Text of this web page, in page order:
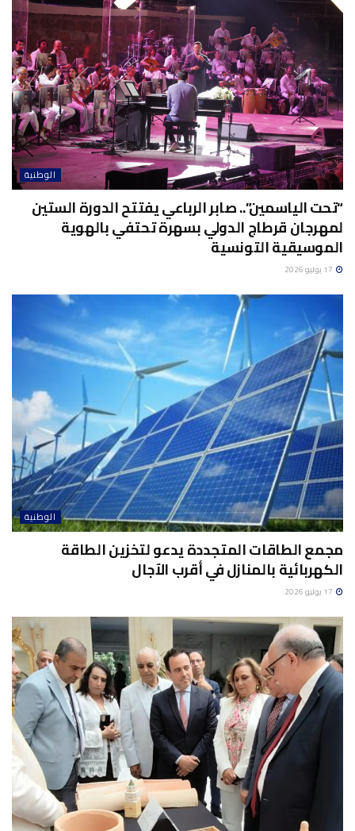
الوطنية
“تحت الياسمين”.. صابر الرباعي يفتتح الدورة الستين
لمهرجان قرطاج الدولي بسهرة تحتفي بالهوية
الموسيقية التونسية
الوطنية
مجمع الطاقات المتجددة يدعو لتخزين الطاقة
الكهربائية بالمنازل في أقرب الآجال